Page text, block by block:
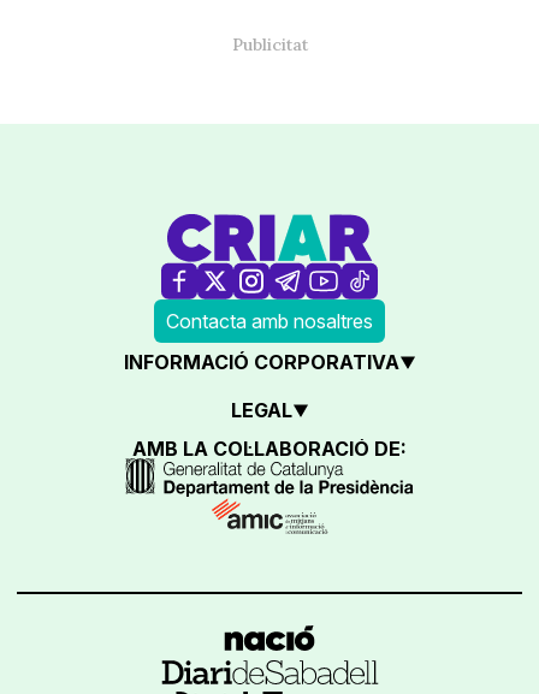
Contacta amb nosaltres
INFORMACIÓ CORPORATIVA
LEGAL
AMB LA COL·LABORACIÓ DE: